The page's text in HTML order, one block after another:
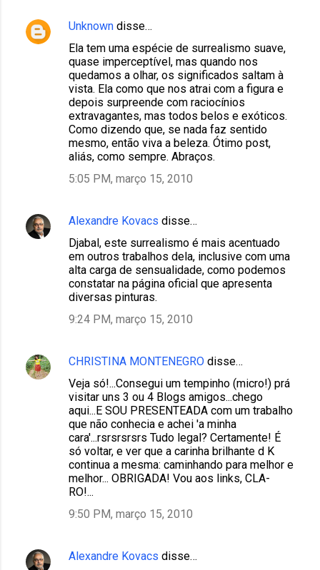
Unknown disse…
Ela tem uma espécie de surrealismo suave,
quase imperceptível, mas quando nos
quedamos a olhar, os significados saltam à
vista. Ela como que nos atrai com a figura e
depois surpreende com raciocínios
extravagantes, mas todos belos e exóticos.
Como dizendo que, se nada faz sentido
mesmo, então viva a beleza. Ótimo post,
aliás, como sempre. Abraços.
5:05 PM, março 15, 2010
Alexandre Kovacs disse…
Djabal, este surrealismo é mais acentuado
em outros trabalhos dela, inclusive com uma
alta carga de sensualidade, como podemos
constatar na página oficial que apresenta
diversas pinturas.
9:24 PM, março 15, 2010
CHRISTINA MONTENEGRO disse…
Veja só!...Consegui um tempinho (micro!) prá
visitar uns 3 ou 4 Blogs amigos...chego
aqui...E SOU PRESENTEADA com um trabalho
que não conhecia e achei 'a minha
cara'...rsrsrsrsrs Tudo legal? Certamente! É
só voltar, e ver que a carinha brilhante d K
continua a mesma: caminhando para melhor e
melhor... OBRIGADA! Vou aos links, CLA-
RO!...
9:50 PM, março 15, 2010
Alexandre Kovacs disse…